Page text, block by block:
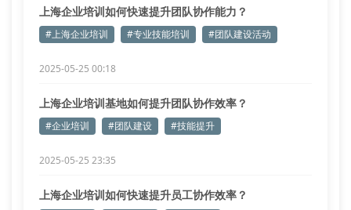
上海企业培训如何快速提升团队协作能力？
#上海企业培训 #专业技能培训 #团队建设活动
2025-05-25 00:18
上海企业培训基地如何提升团队协作效率？
#企业培训 #团队建设 #技能提升
2025-05-25 23:35
上海企业培训如何快速提升员工协作效率？